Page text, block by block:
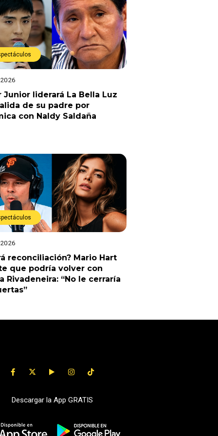
Junior liderará La Bella Luz
de su padre por
con Naldy Saldaña
reconciliación? Mario Hart
que podría volver con
Rivadeneira: “No le cerraría
Descargar la App GRATIS